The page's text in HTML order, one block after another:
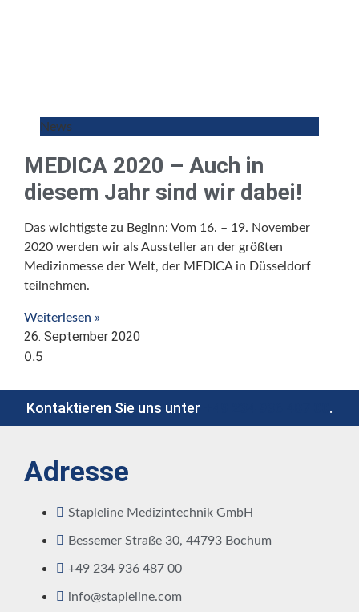
News
MEDICA 2020 – Auch in
diesem Jahr sind wir dabei!
Das wichtigste zu Beginn: Vom 16. – 19. November
2020 werden wir als Aussteller an der größten
Medizinmesse der Welt, der MEDICA in Düsseldorf
teilnehmen.
Weiterlesen »
26. September 2020
Kontaktieren Sie uns unter .
Adresse
Stapleline Medizintechnik GmbH
Bessemer Straße 30, 44793 Bochum
+49 234 936 487 00
info@stapleline.com